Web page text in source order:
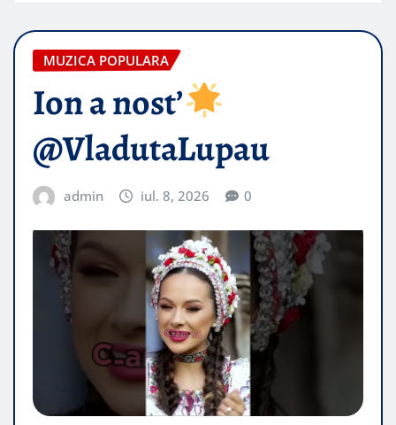
MUZICA POPULARA
Ion a nost’
@VladutaLupau
admin iul. 8, 2026 0